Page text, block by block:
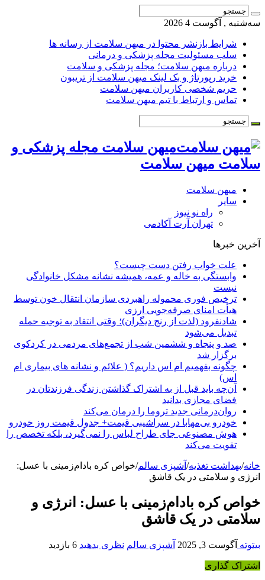
, آگوست 4 2026
شرایط بازنشر محتوا در میهن سلامت از رسانه ها
سلب مسئولیت مجله پزشکی و درمانی
درباره میهن سلامت؛ مجله پزشکی و سلامت
خرید رپورتاژ و بک لینک میهن سلامت از تریبون
حریم شخصی کاربران میهن سلامت
تماس و ارتباط با تیم میهن سلامت
میهن سلامت مجله پزشکی و
میهن سلامت
میهن سلامت
سایر
راه نو نیوز
تهران آرت آکادمی
خبرها
علت خواب رفتن دست چیست؟
وابستگی به خاله و عمه، همیشه نشانه مشکل خانوادگی
نیست
ترخیص فوری محموله راهبردی سازمان انتقال خون توسط
هیأت امنای صرفه‌جویی ارزی
شادنفرود (لذت از رنج دیگران)؛ وقتی انتقاد به توجیه حمله
تبدیل می‌شود
صد و پنجاه‌ و ششمین شب از تجمع‌های مردمی در کردکوی
برگزار شد
چگونه بفهمیم ام اس داریم؟ ( علائم و نشانه های بیماری ام
اس)
آن‌چه باید قبل از به اشتراک گذاشتن زندگی فرزندتان در
فضای مجازی بدانید
روان‌درمانی جدید تروما را درمان می‌کند
خودرو بی‌مهابا در سراشیبی قیمت+ جدول قیمت روز خودرو
هوش مصنوعی جای طراح لباس را نمی‌گیرد، بلکه تخصص را
تقویت می‌کند
/بهداشت تغذیه/آشپزی سالم/خواص کره بادام‌زمینی با عسل:
و سلامتی در یک قاشق
کره بادام‌زمینی با عسل: انرژی و
در یک قاشق
آگوست 3, 2025 آشپزی سالم نظری بدهید 6 بازدید
گذاری